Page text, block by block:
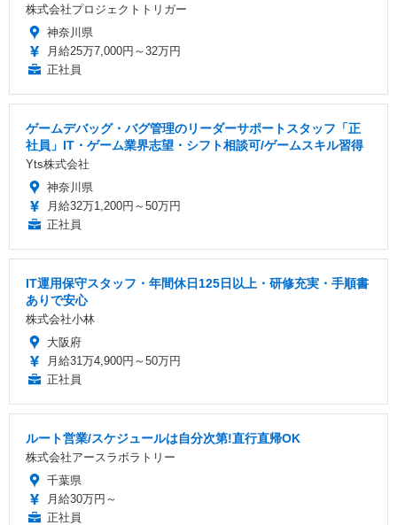
株式会社プロジェクトトリガー
神奈川県
月給25万7,000円～32万円
正社員
ゲームデバッグ・バグ管理のリーダーサポートスタッフ「正
社員」IT・ゲーム業界志望・シフト相談可/ゲームスキル習得
Yts株式会社
神奈川県
月給32万1,200円～50万円
正社員
IT運用保守スタッフ・年間休日125日以上・研修充実・手順書
ありで安心
株式会社小林
大阪府
月給31万4,900円～50万円
正社員
ルート営業/スケジュールは自分次第!直行直帰OK
株式会社アースラボラトリー
千葉県
月給30万円～
正社員